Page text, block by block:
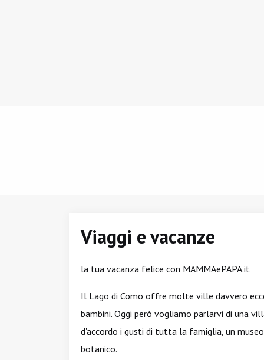
Viaggi e vacanze
la tua vacanza felice con MAMMAePAPA.it
Il Lago di Como offre molte ville davvero
bambini. Oggi però vogliamo parlarvi di una
d'accordo i gusti di tutta la famiglia, un
botanico.